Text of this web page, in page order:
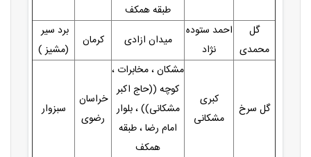
طبقه همکف
گل
محمدی
احمد ستوده
نژاد
میدان ازادی کرمان
برد سیر
(مشیز )
گل سرخ
کبری
مشکانی
مشکان ، مخابرات ،
کوچه ((حاج اکبر
مشکانی)) ، بلوار
امام رضا ، طبقه
همکف
خراسان
رضوی
سبزوار